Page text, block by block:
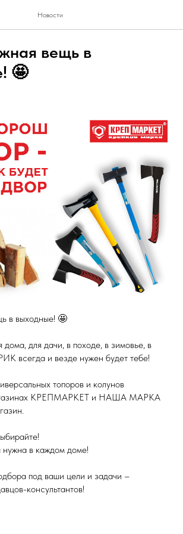
Новости
вещь в
🤩
в выходные! 🤩
для дачи, в походе, в зимовье, в
всегда и везде нужен будет тебе!
топоров и колунов
КРЕПМАРКЕТ и НАША МАРКА
нужна в каждом доме!
под ваши цели и задачи –
консультантов!